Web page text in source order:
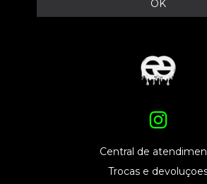
Central de
Trocas e